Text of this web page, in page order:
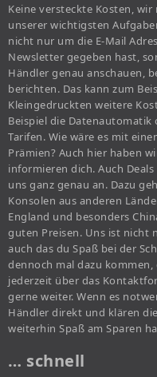
Keine versteckte Kosten,
unserer wichtigsten
nicht nur um die E-Mail
Newsletter gegeben hast,
Händler genau anschauen,
berichten. Das kann zum
Kleingedruckten weitere
Beispiel die
Tarifen. Wie wäre es mit
Prämien? Auch hier haben
informieren dich. Auch
uns ganz genau an. Dazu
Konsolen aus anderen
England und besonders
guten Preisen. Uns ist nicht
auch das du Spaß bei der
dennoch mal dazu
jederzeit über das
gerne weiter. Wenn es
Händler direkt und klären
weiterhin Spaß am Sparen
… schnell